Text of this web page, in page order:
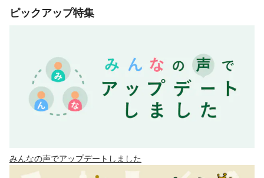
ピックアップ特集
みんなの声でアップデートしました